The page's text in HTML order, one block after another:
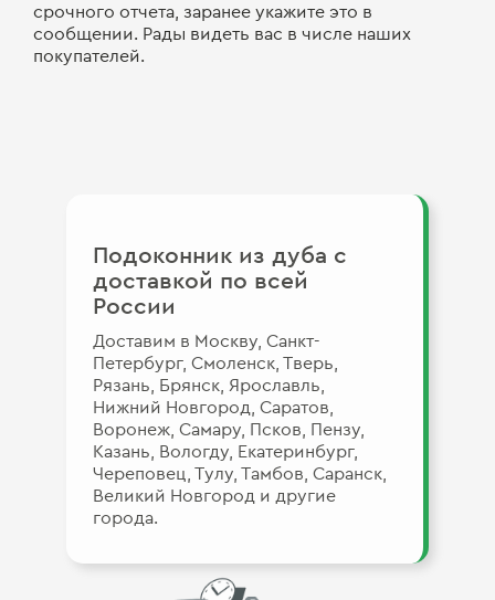
срочного отчета, заранее укажите это в
сообщении. Рады видеть вас в числе наших
покупателей.
Подоконник из дуба c
доставкой по всей
России
Доставим в Москву, Санкт-
Петербург, Смоленск, Тверь,
Рязань, Брянск, Ярославль,
Нижний Новгород, Саратов,
Воронеж, Самару, Псков, Пензу,
Казань, Вологду, Екатеринбург,
Череповец, Тулу, Тамбов, Саранск,
Великий Новгород и другие
города.